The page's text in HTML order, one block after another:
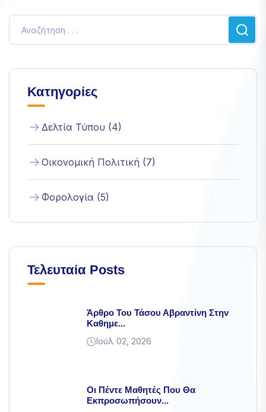
Κατηγορίες
Δελτία Τύπου (4)
Οικονομική Πολιτική (7)
Φορολογία (5)
Τελευταία Posts
Άρθρο Του Τάσου Αβραντίνη Στην
Καθημε...
Ιούλ 02, 2026
Οι Πέντε Μαθητές Που Θα
Εκπροσωπήσουν...
περιεχόμενο